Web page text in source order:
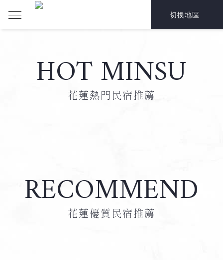
HOT MINSU
花蓮熱門民宿推薦
RECOMMEND
花蓮優質民宿推薦
切換地區